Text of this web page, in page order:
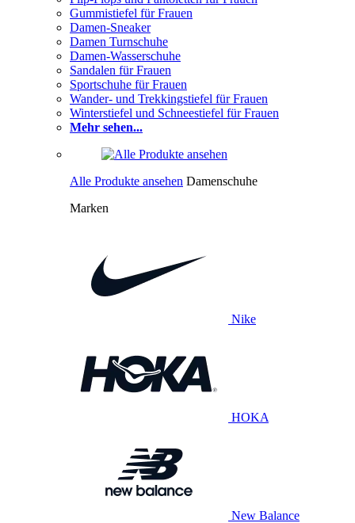
Gummistiefel für Frauen
Damen-Sneaker
Damen Turnschuhe
Damen-Wasserschuhe
Sandalen für Frauen
Sportschuhe für Frauen
Wander- und Trekkingstiefel für Frauen
Winterstiefel und Schneestiefel für Frauen
Mehr sehen...
Alle Produkte ansehen Damenschuhe
Marken
Nike
HOKA
New Balance